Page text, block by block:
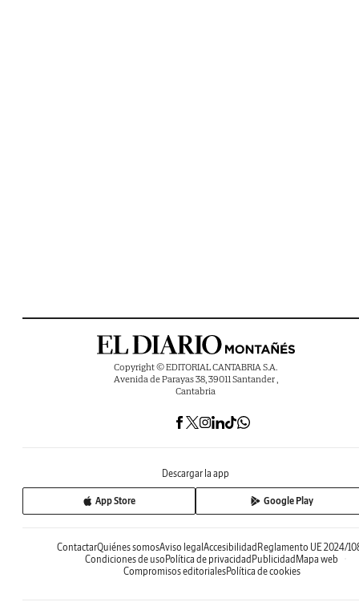
Copyright © EDITORIAL CANTABRIA S.A.
Avenida de Parayas 38, 39011 Santander ,
Cantabria
Descargar la app
App Store Google Play
ContactarQuiénes somosAviso legalAccesibilidadReglamento UE 2024/
Condiciones de usoPolítica de privacidadPublicidadMapa web
Compromisos editorialesPolítica de cookies